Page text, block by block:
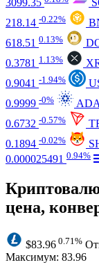
3099.35
218.14 -0.22%
618.51 0.13%
0.3781 1.13%
0.9041 -1.94%
0.9999 -0%
ADA
0.6732 -0.57%
0.1894 -0.02%
0.000025491 0.94%
цена,
$83.96 0.71%
Максимум: 83.96